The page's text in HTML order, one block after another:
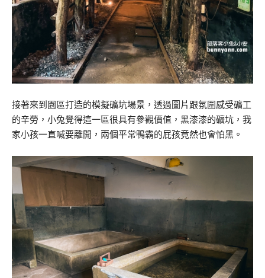
接著來到園區打造的模擬礦坑場景，透過圖片跟氛圍感受礦工
的辛勞，小兔覺得這一區很具有參觀價值，黑漆漆的礦坑，我
家小孩一直喊要離開，兩個平常鴨霸的屁孩竟然也會怕黑。